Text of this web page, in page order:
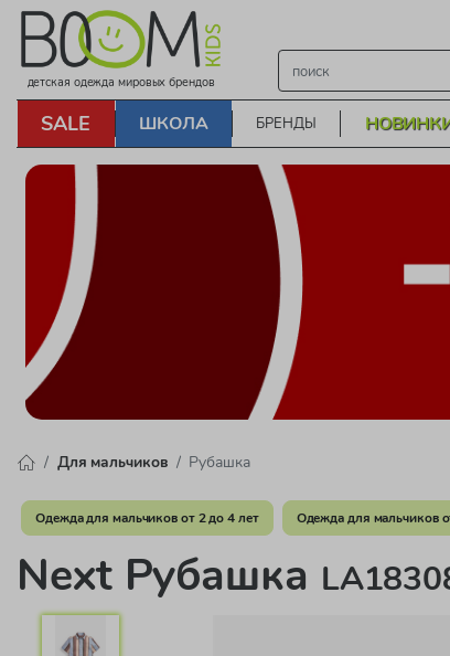
детская одежда мировых брендов
SALE ШКОЛА БРЕНДЫ
Для мальчиков Рубашка
Одежда для мальчиков от 2 до 4 лет Одежда для мальчиков
Next Рубашка